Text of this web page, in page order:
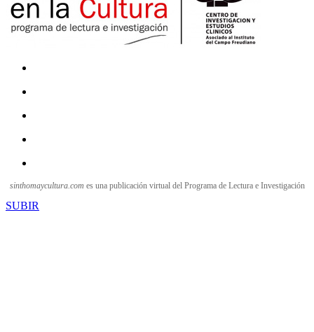
sinthomaycultura.com es una publicación virtual del Programa de Lectura e Investigación
SUBIR